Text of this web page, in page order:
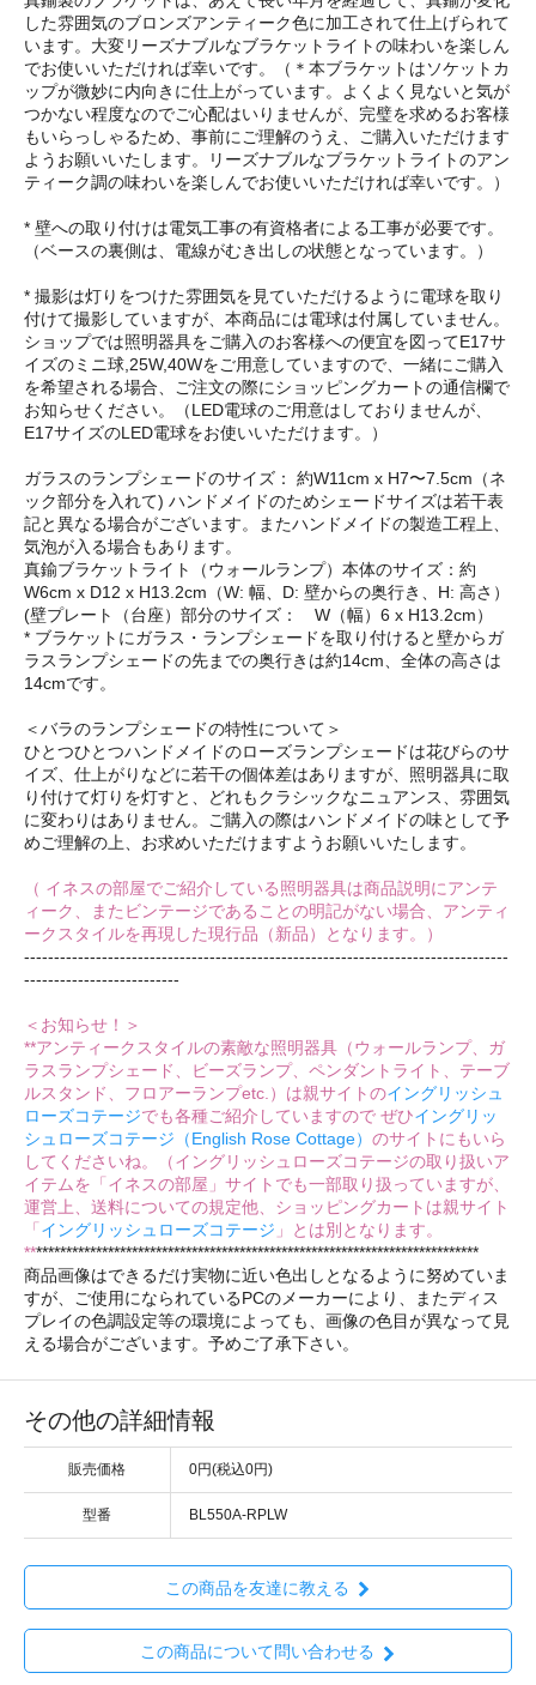
した雰囲気のブロンズアンティーク色に加工されて仕上げられて
います。大変リーズナブルなブラケットライトの味わいを楽しん
でお使いいただければ幸いです。（＊本ブラケットはソケットカ
ップが微妙に内向きに仕上がっています。よくよく見ないと気が
つかない程度なのでご心配はいりませんが、完璧を求めるお客様
もいらっしゃるため、事前にご理解のうえ、ご購入いただけます
ようお願いいたします。リーズナブルなブラケットライトのアン
ティーク調の味わいを楽しんでお使いいただければ幸いです。）
* 壁への取り付けは電気工事の有資格者による工事が必要です。
（ベースの裏側は、電線がむき出しの状態となっています。）
* 撮影は灯りをつけた雰囲気を見ていただけるように電球を取り
付けて撮影していますが、本商品には電球は付属していません。
ショップでは照明器具をご購入のお客様への便宜を図ってE17サ
イズのミニ球,25W,40Wをご用意していますので、一緒にご購入
を希望される場合、ご注文の際にショッピングカートの通信欄で
お知らせください。（LED電球のご用意はしておりませんが、
E17サイズのLED電球をお使いいただけます。）
ガラスのランプシェードのサイズ： 約W11cm x H7〜7.5cm（ネ
ック部分を入れて) ハンドメイドのためシェードサイズは若干表
記と異なる場合がございます。またハンドメイドの製造工程上、
気泡が入る場合もあります。
真鍮ブラケットライト（ウォールランプ）本体のサイズ：約
W6cm x D12 x H13.2cm（W: 幅、D: 壁からの奥行き、H: 高さ）
(壁プレート（台座）部分のサイズ： W（幅）6 x H13.2cm）
* ブラケットにガラス・ランプシェードを取り付けると壁からガ
ラスランプシェードの先までの奥行きは約14cm、全体の高さは
14cmです。
＜バラのランプシェードの特性について＞
ひとつひとつハンドメイドのローズランプシェードは花びらのサ
イズ、仕上がりなどに若干の個体差はありますが、照明器具に取
り付けて灯りを灯すと、どれもクラシックなニュアンス、雰囲気
に変わりはありません。ご購入の際はハンドメイドの味として予
めご理解の上、お求めいただけますようお願いいたします。
（ イネスの部屋でご紹介している照明器具は商品説明にアンテ
ィーク、またビンテージであることの明記がない場合、アンティ
ークスタイルを再現した現行品（新品）となります。）
---------------------------------------------------------------------------------
--------------------------
＜お知らせ！＞
**アンティークスタイルの素敵な照明器具（ウォールランプ、ガ
ラスランプシェード、ビーズランプ、ペンダントライト、テーブ
ルスタンド、フロアーランプetc.）は親サイトのイングリッシュ
ローズコテージでも各種ご紹介していますので ぜひイングリッ
シュローズコテージ（English Rose Cottage） のサイトにもいら
してくださいね。（イングリッシュローズコテージの取り扱いア
イテムを「イネスの部屋」サイトでも一部取り扱っていますが、
運営上、送料についての規定他、ショッピングカートは親サイト
「 イングリッシュローズコテージ 」とは別となります。
****************************************************************************
商品画像はできるだけ実物に近い色出しとなるように努めていま
すが、ご使用になられているPCのメーカーにより、またディス
プレイの色調設定等の環境によっても、画像の色目が異なって見
える場合がございます。予めご了承下さい。
その他の詳細情報
販売価格 0円(税込0円)
型番 BL550A-RPLW
この商品を友達に教える
この商品について問い合わせる